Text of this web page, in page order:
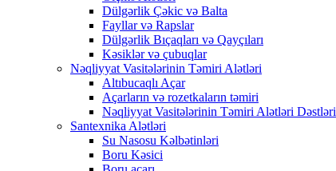
Dülgərlik Çəkic və Balta
Fayllar və Rapslar
Dülgərlik Bıçaqları və Qayçıları
Kəsiklər və çubuqlar
Nəqliyyat Vasitələrinin Təmiri Alətləri
Altıbucaqlı Açar
Açarların və rozetkaların təmiri
Nəqliyyat Vasitələrinin Təmiri Alətləri Dəstləri
Santexnika Alətləri
Su Nasosu Kəlbətinləri
Boru Kəsici